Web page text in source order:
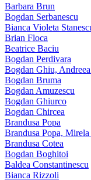
Barbara Brun
Bogdan Serbanescu
Bianca Violeta
Brian Floca
Beatrice Baciu
Bogdan Perdivara
Bogdan Ghiu,
Bogdan Bruma
Bogdan Amuzescu
Bogdan Ghiurco
Bogdan Chircea
Brandusa Popa
Brandusa Popa, Mirela
Brandusa Cotea
Bogdan Boghitoi
Baldea Constantinescu
Bianca Rizzoli